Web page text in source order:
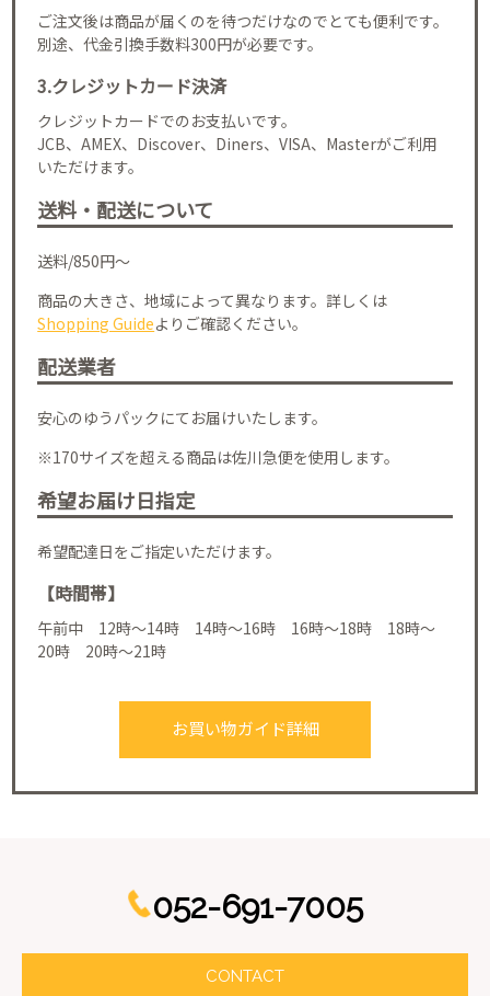
ご注文後は商品が届くのを待つだけなのでとても便利です。
別途、代金引換手数料300円が必要です。
3.クレジットカード決済
クレジットカードでのお支払いです。
JCB、AMEX、Discover、Diners、VISA、Masterがご利用
いただけます。
送料・配送について
送料/850円～
商品の大きさ、地域によって異なります。詳しくは
Shopping Guideよりご確認ください。
配送業者
安心のゆうパックにてお届けいたします。
※170サイズを超える商品は佐川急便を使用します。
希望お届け日指定
希望配達日をご指定いただけます。
【時間帯】
午前中 12時～14時 14時～16時 16時～18時 18時～
20時 20時～21時
お買い物ガイド詳細
052-691-7005
CONTACT